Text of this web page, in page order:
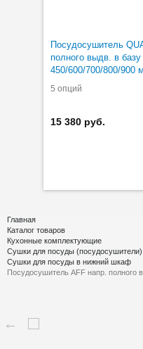
Посудосушитель
полного выдв. в базу
450/600/700/800/900
5 опций
15 380 руб.
Главная
Каталог товаров
Кухонные комплектующие
Сушки для посуды (посудосушители)
Сушки для посуды в нижний шкаф
Посудосушитель AFF напр. полного